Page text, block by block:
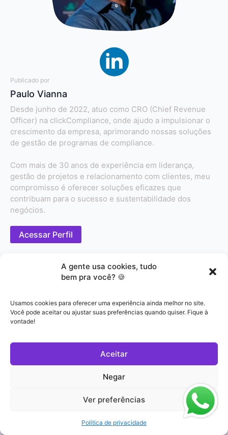
A gente usa cookies, tudo
bem pra você? 🍪
Usamos cookies para oferecer uma experiência ainda melhor no site.
Você pode aceitar ou ajustar suas preferências quando quiser. Fique à
vontade!
Aceitar
Negar
Ver preferências
Política de privacidade
Publicado por
Paulo Vianna
Desde junho de 2022, atuo como CRO (Chief Revenue
Officer) na clickCompliance, onde ajudo a impulsionar o
crescimento da empresa, aprimorando nossas soluções
de gestão de programas de compliance.
Com mais de 30 anos de experiência em liderança,
gestão de projetos e relacionamento com clientes, meu
compromisso é oferecer soluções eficazes que
contribuam para o sucesso e sustentabilidade dos
negócios.
Acessar Perfil
Novo Canal de Denúncias
com Ligação e WhatsApp
por Inteligência Artificial!
Você sabia que 40% das denúncias recebidas
chegam incompletas, impossibilitando uma
investigação adequada? Com a nossa nova
integração você não terá mais esse problema!